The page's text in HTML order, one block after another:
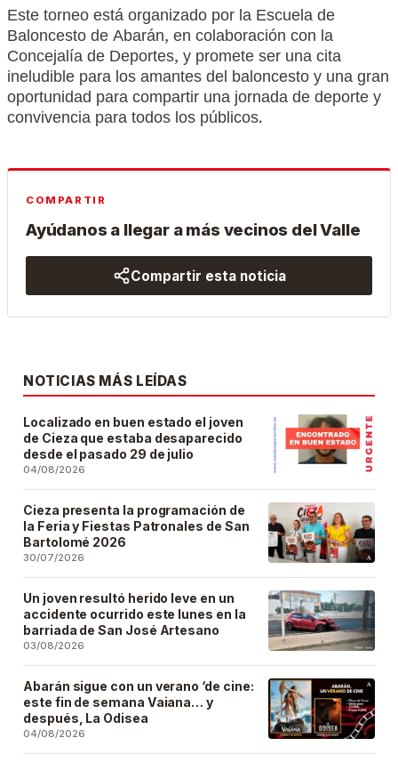
Este torneo está organizado por la Escuela de
Baloncesto de Abarán, en colaboración con la
Concejalía de Deportes, y promete ser una cita
ineludible para los amantes del baloncesto y una gran
oportunidad para compartir una jornada de deporte y
convivencia para todos los públicos.
COMPARTIR
Ayúdanos a llegar a más vecinos del Valle
Compartir esta noticia
NOTICIAS MÁS LEÍDAS
Localizado en buen estado el joven
de Cieza que estaba desaparecido
desde el pasado 29 de julio
04/08/2026
Cieza presenta la programación de
la Feria y Fiestas Patronales de San
Bartolomé 2026
30/07/2026
Un joven resultó herido leve en un
accidente ocurrido este lunes en la
barriada de San José Artesano
03/08/2026
Abarán sigue con un verano ‘de cine:
este fin de semana Vaiana… y
después, La Odisea
04/08/2026